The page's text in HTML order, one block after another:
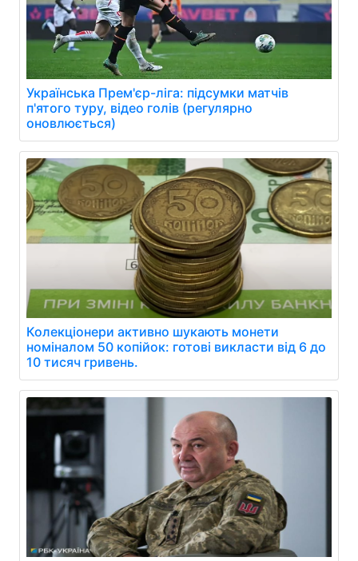
Українська Прем'єр-ліга: підсумки матчів
п'ятого туру, відео голів (регулярно
оновлюється)
Колекціонери активно шукають монети
номіналом 50 копійок: готові викласти від 6 до
10 тисяч гривень.